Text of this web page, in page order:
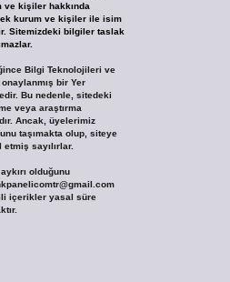
ve kişiler hakkında
kurum ve kişiler ile isim
Sitemizdeki bilgiler taslak
Bilgi Teknolojileri ve
onaylanmış bir Yer
Bu nedenle, sitedeki
veya araştırma
Ancak, üyelerimiz
taşımakta olup, siteye
sayılırlar.
olduğunu
içerikler yasal süre